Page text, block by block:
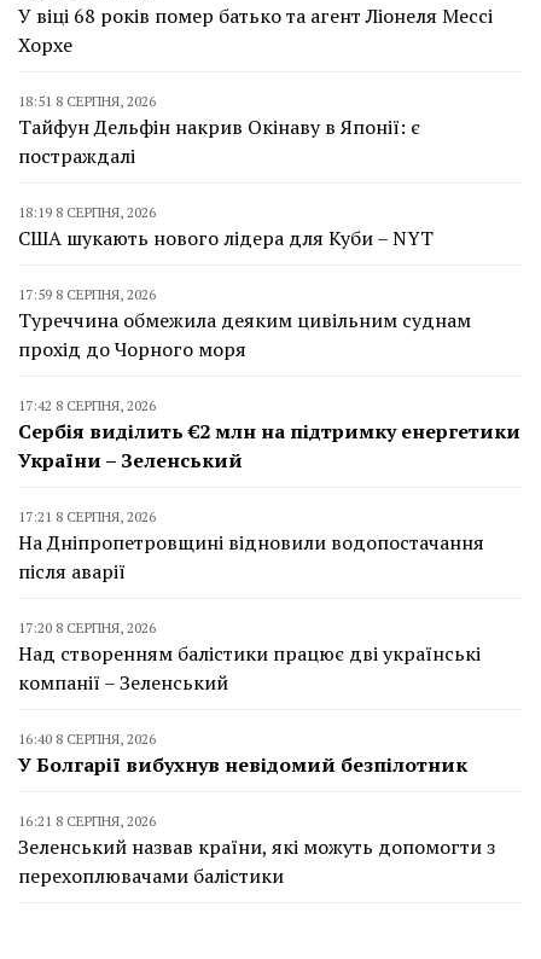
У віці 68 років помер батько та агент Ліонеля Мессі
Хорхе
18:51 8 СЕРПНЯ, 2026
Тайфун Дельфін накрив Окінаву в Японії: є
постраждалі
18:19 8 СЕРПНЯ, 2026
США шукають нового лідера для Куби – NYT
17:59 8 СЕРПНЯ, 2026
Туреччина обмежила деяким цивільним суднам
прохід до Чорного моря
17:42 8 СЕРПНЯ, 2026
Сербія виділить €2 млн на підтримку енергетики
України – Зеленський
17:21 8 СЕРПНЯ, 2026
На Дніпропетровщині відновили водопостачання
після аварії
17:20 8 СЕРПНЯ, 2026
Над створенням балістики працює дві українські
компанії – Зеленський
16:40 8 СЕРПНЯ, 2026
У Болгарії вибухнув невідомий безпілотник
16:21 8 СЕРПНЯ, 2026
Зеленський назвав країни, які можуть допомогти з
перехоплювачами балістики